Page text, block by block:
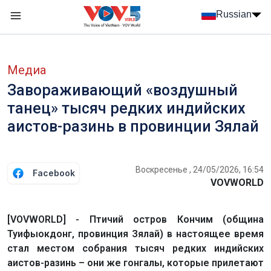
Russian
Медиа
Завораживающий «воздушный
танец» тысяч редких индийских
аистов-разинь в провинции Зялай
Facebook Воскресенье , 24/05/2026, 16:54
VOVWORLD
[VOVWORLD] - Птичий остров Кончим (община
Туифыокдонг, провинция Зялай) в настоящее время
стал местом собрания тысяч редких индийских
аистов-разинь – они же гонгалы, которые прилетают